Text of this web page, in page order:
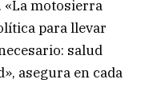
«La motosierra
para llevar
salud
asegura en cada